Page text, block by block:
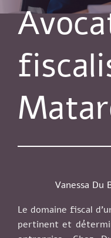
Vanessa Du
Le domaine fiscal
pertinent et